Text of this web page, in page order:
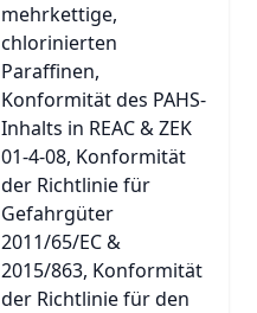
mehrkettige,
chlorinierten
Paraffinen,
Konformität des PAHS-
Inhalts in REAC & ZEK
01-4-08, Konformität
der Richtlinie für
Gefahrgüter
2011/65/EC &
2015/863, Konformität
der Richtlinie für den